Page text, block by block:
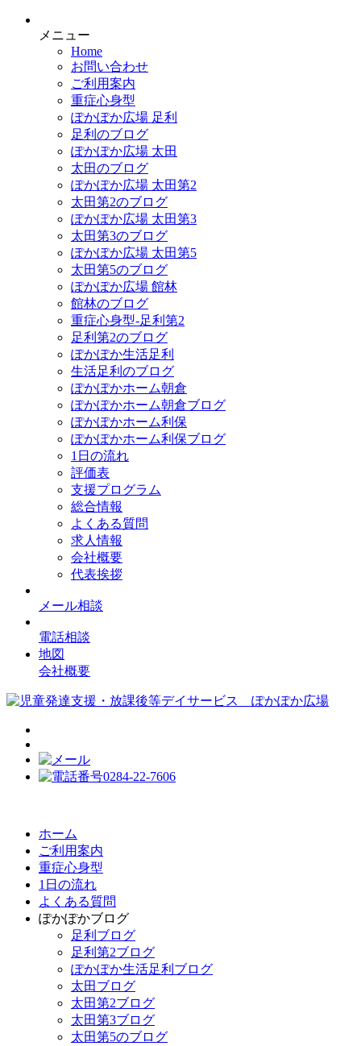
メニュー
Home
お問い合わせ
ご利用案内
重症心身型
ぽかぽか広場 足利
足利のブログ
ぽかぽか広場 太田
太田のブログ
ぽかぽか広場 太田第2
太田第2のブログ
ぽかぽか広場 太田第3
太田第3のブログ
ぽかぽか広場 太田第5
太田第5のブログ
ぽかぽか広場 館林
館林のブログ
重症心身型-足利第2
足利第2のブログ
ぽかぽか生活足利
生活足利のブログ
ぽかぽかホーム朝倉
ぽかぽかホーム朝倉ブログ
ぽかぽかホーム利保
ぽかぽかホーム利保ブログ
1日の流れ
評価表
支援プログラム
総合情報
よくある質問
求人情報
会社概要
代表挨拶
メール相談
電話相談
地図
会社概要
ホーム
ご利用案内
重症心身型
1日の流れ
よくある質問
ぽかぽかブログ
足利ブログ
足利第2ブログ
ぽかぽか生活足利ブログ
太田ブログ
太田第2ブログ
太田第3ブログ
太田第5のブログ